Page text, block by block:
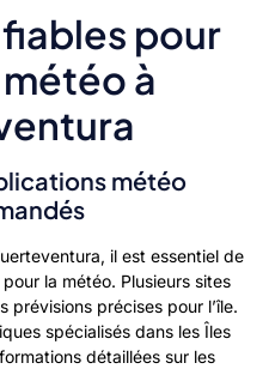
pour
à
météo
il est essentiel de
la météo. Plusieurs sites
précises pour l’île.
spécialisés dans les Îles
détaillées sur les